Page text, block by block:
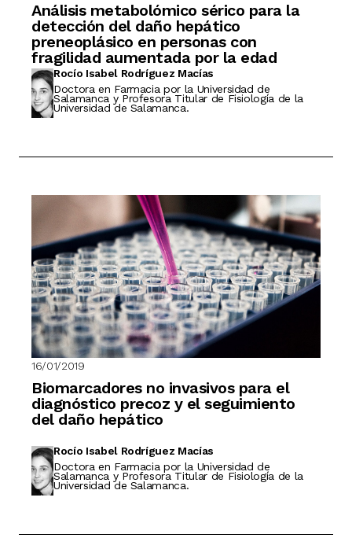
Análisis metabolómico sérico para la
detección del daño hepático
preneoplásico en personas con
fragilidad aumentada por la edad
Rocío Isabel Rodríguez Macías
Doctora en Farmacia por la Universidad de
Salamanca y Profesora Titular de Fisiología de la
Universidad de Salamanca.
16/01/2019
Biomarcadores no invasivos para el
diagnóstico precoz y el seguimiento
del daño hepático
Rocío Isabel Rodríguez Macías
Doctora en Farmacia por la Universidad de
Salamanca y Profesora Titular de Fisiología de la
Universidad de Salamanca.